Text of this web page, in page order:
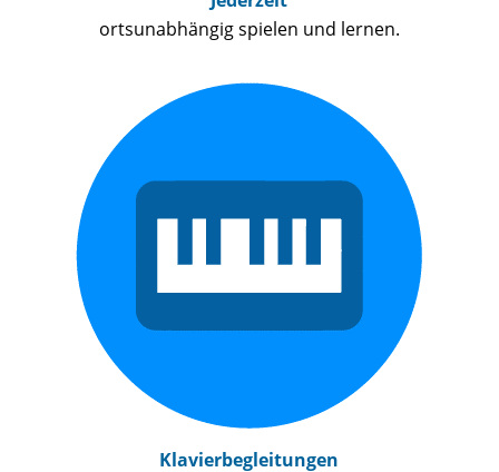
ortsunabhängig spielen und lernen.
Klavierbegleitungen